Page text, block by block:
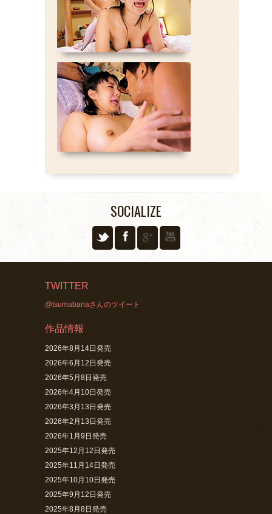
SOCIALIZE
TWITTER
@tsumabanaさんのツイート
作品情報
2026年8月14日発売
2026年6月12日発売
2026年5月8日発売
2026年4月10日発売
2026年3月13日発売
2026年2月13日発売
2026年1月9日発売
2025年12月12日発売
2025年11月14日発売
2025年10月10日発売
2025年9月12日発売
2025年8月8日発売